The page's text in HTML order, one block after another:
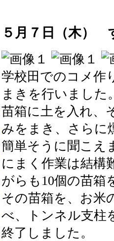
５月７日（木）
学校田でのコメ作
まきを行いました
苗箱に土を入れ、
みをまき、さらに
簡単そうに聞こえ
にまく作業は結構
がらも10個の苗箱
その苗箱を、お米
べ、トンネル支柱
終了しました。